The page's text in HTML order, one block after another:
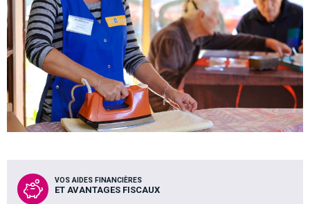
VOS AIDES FINANCIÈRES
ET AVANTAGES FISCAUX